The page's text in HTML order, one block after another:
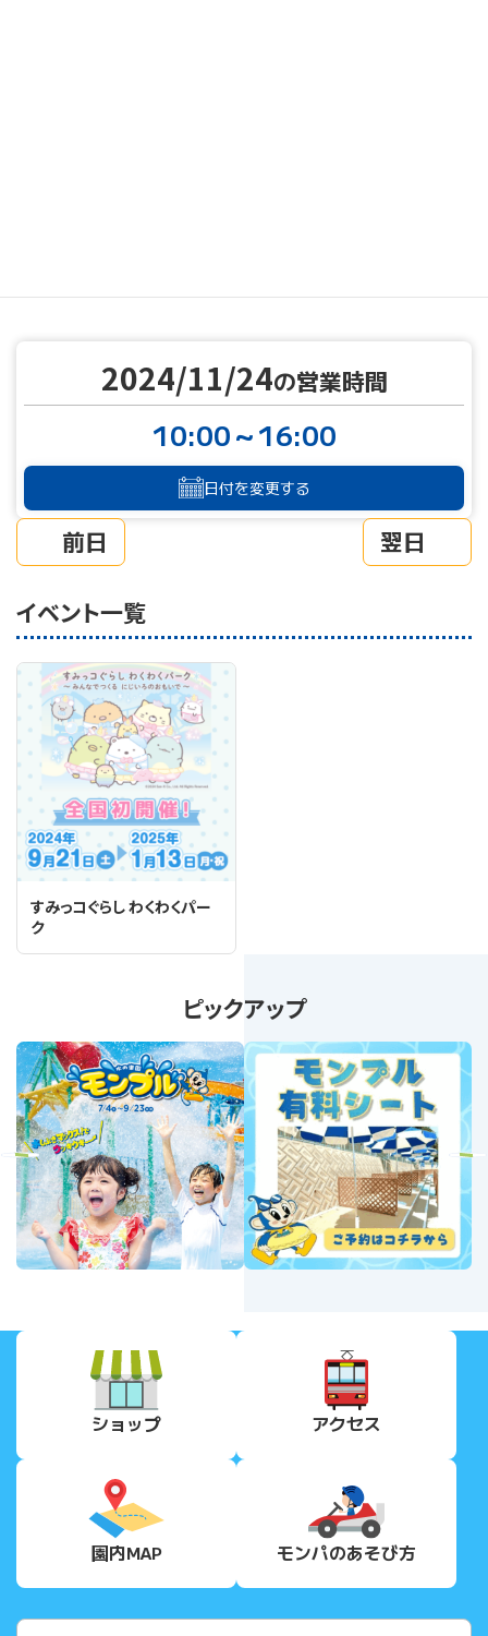
前日
2024/11/24の営業時間
10:00～16:00
日付を変更する
翌日
イベント一覧
すみっコぐらし わくわくパー
ク
ピックアップ
Next
ショップ アクセス
園内MAP モンパのあそび方